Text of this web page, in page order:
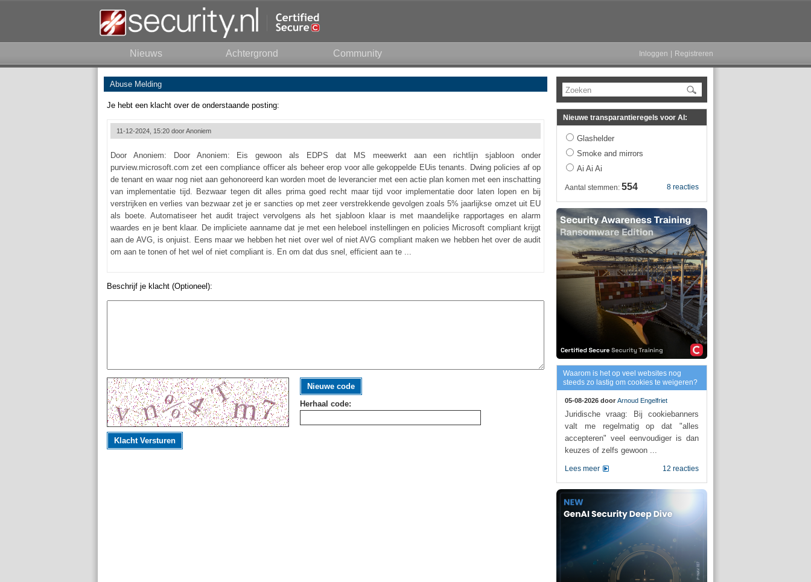
Nieuws Achtergrond Community Inloggen Registreren
Abuse Melding
Je hebt een klacht over de onderstaande posting:
11-12-2024, 15:20 doorAnoniem
Door Anoniem: Door Anoniem: Eis gewoon als EDPS dat MS meewerkt aan een richtlijn sjabloon onder
purview.microsoft.com zet een compliance officer als beheer erop voor alle gekoppelde EUis tenants. Dwing policies af op
de tenant en waar nog niet aan gehonoreerd kan worden moet de leverancier met een actie plan komen met een inschatting
van implementatie tijd. Bezwaar tegen dit alles prima goed recht maar tijd voor implementatie door laten lopen en bij
verstrijken en verlies van bezwaar zet je er sancties op met zeer verstrekkende gevolgen zoals 5% jaarlijkse omzet uit EU
als boete. Automatiseer het audit traject vervolgens als het sjabloon klaar is met maandelijke rapportages en alarm
waardes en je bent klaar. De impliciete aanname dat je met een heleboel instellingen en policies Microsoft compliant krijgt
aan de AVG, is onjuist. Eens maar we hebben het niet over wel of niet AVG compliant maken we hebben het over de audit
om aan te tonen of het wel of niet compliant is. En om dat dus snel, efficient aan te ...
Beschrijf je klacht (Optioneel):
Nieuwe code
Herhaal code:
Klacht Versturen
Zoeken
Nieuwe transparantieregels voor AI:
Glashelder
Smoke and mirrors
Ai Ai Ai
8 reacties
Aantal stemmen: 554
Waarom is het op veel websites nog
steeds zo lastig om cookies te weigeren?
05-08-2026 door Arnoud Engelfriet
Juridische vraag: Bij cookiebanners
valt me regelmatig op dat "alles
accepteren" veel eenvoudiger is dan
keuzes of zelfs gewoon ...
12 reacties
Lees meer